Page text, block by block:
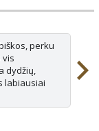
perku
vis
dydžių,
labiausiai